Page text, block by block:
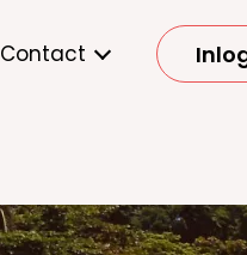
Contact